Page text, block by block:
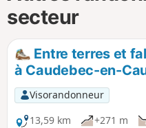
secteur
Entre terres et
à Caudebec-en-
Visorandonneur
13,59 km
+271 m